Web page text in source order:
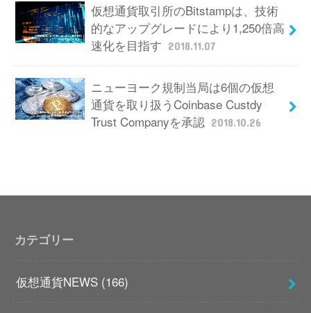
仮想通貨取引所のBitstampは、技術
的なアップグレードにより1,250倍高
速化を目指す
2018.11.07
ニューヨーク規制当局は6個の仮想
通貨を取り扱うCoinbase Custdy
Trust Companyを承認 2018.10.26
カテゴリー
仮想通貨NEWS (166)